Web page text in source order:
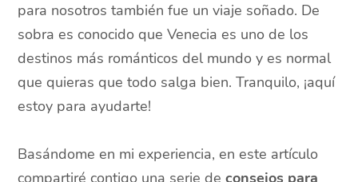
para nosotros también fue un viaje soñado. De
sobra es conocido que Venecia es uno de los
destinos más románticos del mundo y es normal
que quieras que todo salga bien. Tranquilo, ¡aquí
estoy para ayudarte!
Basándome en mi experiencia, en este artículo
compartiré contigo una serie deconsejos para